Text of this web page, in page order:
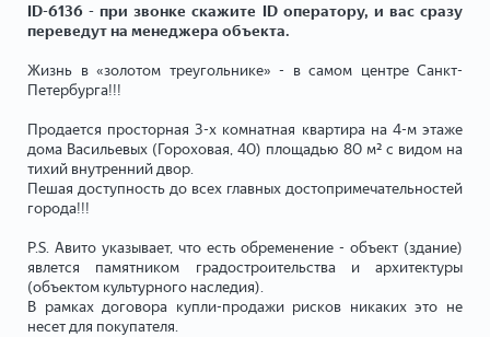
ID-6136 - при звонке скажите ID оператору, и вас сразу
переведут на менеджера объекта.
Жизнь в «золотом треугольнике» - в самом центре Санкт-
Петербурга!!!
Продается просторная 3-х комнатная квартира на 4-м этаже
дома Васильевых (Гороховая, 40) площадью 80 м² с видом на
тихий внутренний двор.
Пeшая дocтупность до вcех главных доcтопримeчaтeльнocтей
горoдa!!!
P.S. Авито указывает, что есть обременение - объект (здание)
явлется памятником градостроительства и архитектуры
(объектом культурного наследия).
В рамках договора купли-продажи рисков никаких это не
несет для покупателя.